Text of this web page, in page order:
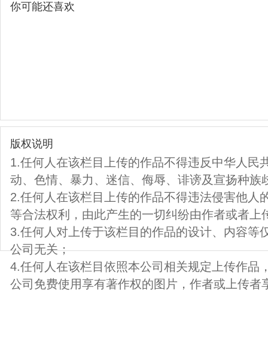
你可能还喜欢
版权说明
1.任何人在该栏目上传的作品不得违反中华人民
动、色情、暴力、迷信、侮辱、诽谤及宣扬种族
2.任何人在该栏目上传的作品不得违法侵害他人
等合法权利，由此产生的一切纠纷由作者或者上
3.任何人对上传于该栏目的作品的设计、内容等
公司无关；
4.任何人在该栏目依照本公司相关规定上传作品
公司免费使用享有著作权的图片，作者或上传者